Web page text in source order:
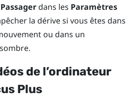
dans les Paramètres
la dérive si vous êtes dans
ou dans un
de l’ordinateur
Plus